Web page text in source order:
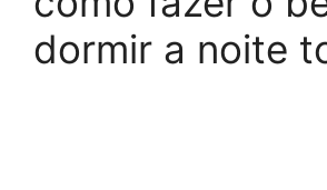
dormir a noite